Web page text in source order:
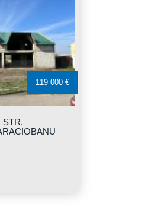
STR.
119 000 €